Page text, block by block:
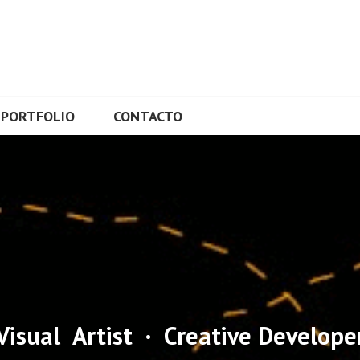
PORTFOLIO CONTACTO
Artist · Creative